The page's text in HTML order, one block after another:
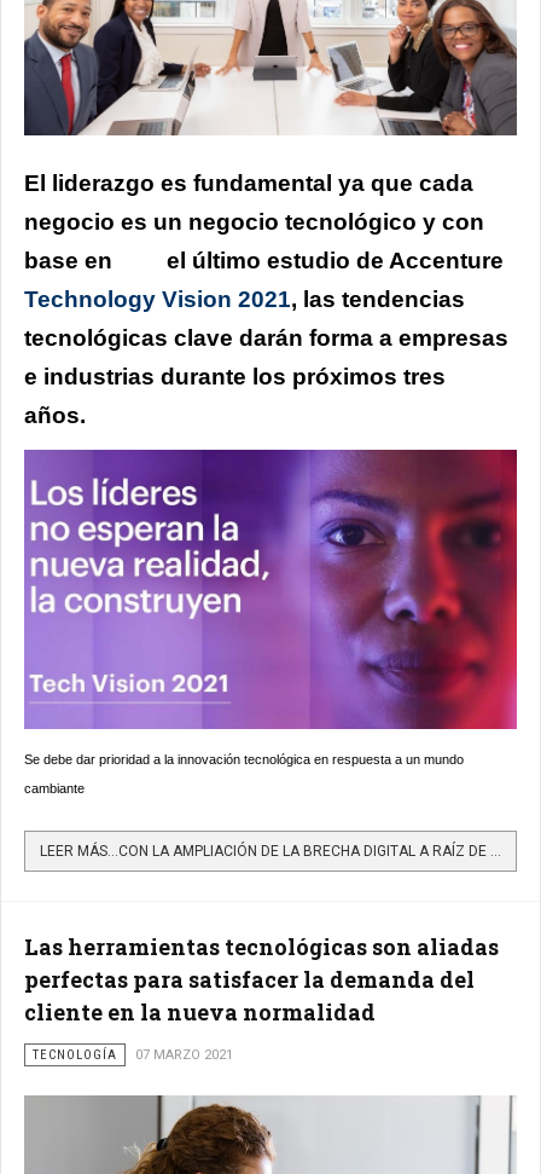
El liderazgo es fundamental ya que cada
negocio es un negocio tecnológico y con
base en
el último estudio de Accenture
Technology Vision 2021, las tendencias
tecnológicas clave darán forma a empresas
e industrias durante los próximos tres
años.
Se debe dar prioridad a la innovación tecnológica en respuesta a un mundo
cambiante
LEER MÁS…CON LA AMPLIACIÓN DE LA BRECHA DIGITAL A RAÍZ DE LA PANDEMIA, LOS "EXPERTOS EN CAMBIO" DEFINIRÁN...
Las herramientas tecnológicas son aliadas
perfectas para satisfacer la demanda del
cliente en la nueva normalidad
TECNOLOGÍA 07 MARZO 2021